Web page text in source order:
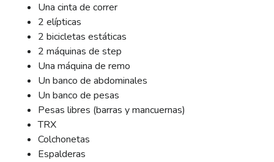
Una cinta de correr
2 elípticas
2 bicicletas estáticas
2 máquinas de step
Una máquina de remo
Un banco de abdominales
Un banco de pesas
Pesas libres (barras y mancuernas)
TRX
Colchonetas
Espalderas